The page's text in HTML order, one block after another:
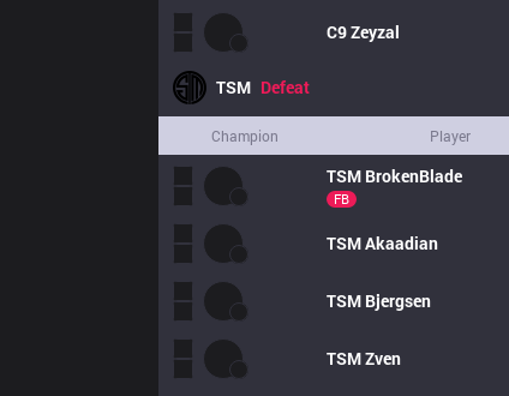
C9Zeyzal
TSM Defeat
Champion Player
TSM BrokenBlade
FB
TSMAkaadian
TSM Bjergsen
TSMZven